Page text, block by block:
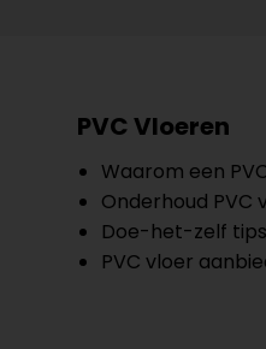
PVC Vloeren
Waarom een
Onderhoud PVC
Doe-het-zelf tips
PVC vloer